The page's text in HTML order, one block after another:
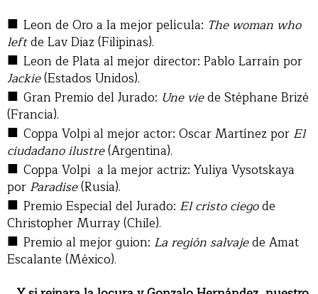
■ Leon de Oro a la mejor película: The woman who
leftde Lav Diaz (Filipinas).
■ Leon de Plata al mejor director: Pablo Larraín por
Jackie(Estados Unidos).
■ Gran Premio del Jurado: Une viede Stéphane Brizé
(Francia).
■ Coppa Volpi al mejor actor: Oscar Martínez por El
ciudadano ilustre(Argentina).
■ Coppa Volpi a la mejor actriz: Yuliya Vysotskaya
por Paradise(Rusia).
■ Premio Especial del Jurado: El cristo ciegode
Christopher Murray (Chile).
■ Premio al mejor guion: La región salvajede Amat
Escalante (México).